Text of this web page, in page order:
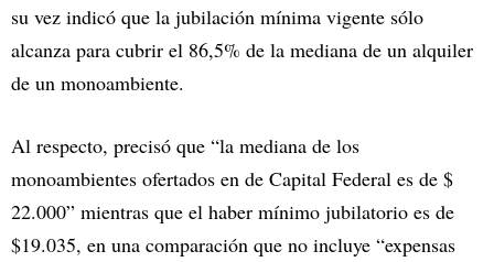
su vez indicó que la jubilación mínima vigente sólo
alcanza para cubrir el 86,5% de la mediana de un alquiler
de un monoambiente.
Al respecto, precisó que “la mediana de los
monoambientes ofertados en de Capital Federal es de $
22.000” mientras que el haber mínimo jubilatorio es de
$19.035, en una comparación que no incluye “expensas